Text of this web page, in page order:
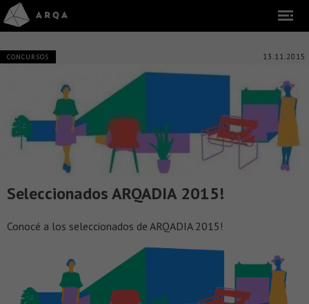
CONCURSOS 13.11.2015
Seleccionados ARQADIA 2015!
Conocé a los seleccionados de ARQADIA 2015!